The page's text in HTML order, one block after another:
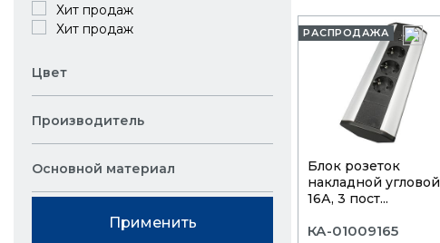
Хит продаж
Хит продаж
Цвет
Производитель
Основной материал
Применить
РАСПРОДАЖА
Блок розеток
накладной угловой
16А, 3 пост...
КА-01009165